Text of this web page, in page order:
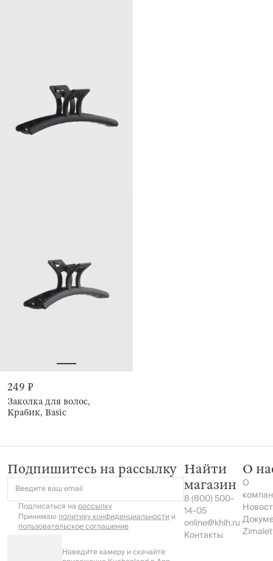
249 ₽
Заколка для волос,
Крабик, Basic
Подпишитесь на рассылку
Введите ваш email
Подписаться на рассылку
Принимаюполитику конфиденциальностии
пользовательское соглашение
Наведите камеру и скачайте
Найти
магазин
8 (800) 500-
14-05
online@khlh.ru
Контакты
О
О